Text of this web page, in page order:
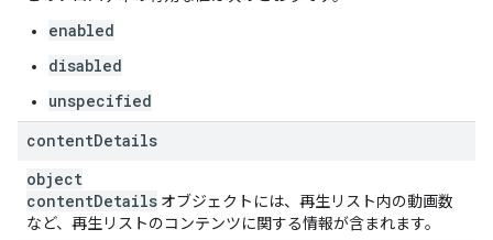
enabled
disabled
unspecified
contentDetails
object
contentDetails オブジェクトには、再生リスト内の動画数
など、再生リストのコンテンツに関する情報が含まれます。